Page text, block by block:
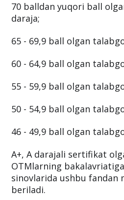
70 balldan yuqori ball
daraja;
65 - 69,9 ball olgan
60 - 64,9 ball olgan
55 - 59,9 ball olgan
50 - 54,9 ball olgan
46 - 49,9 ball olgan
A+, A darajali sertifikat
OTMlarning
sinovlarida ushbu fandan
beriladi.